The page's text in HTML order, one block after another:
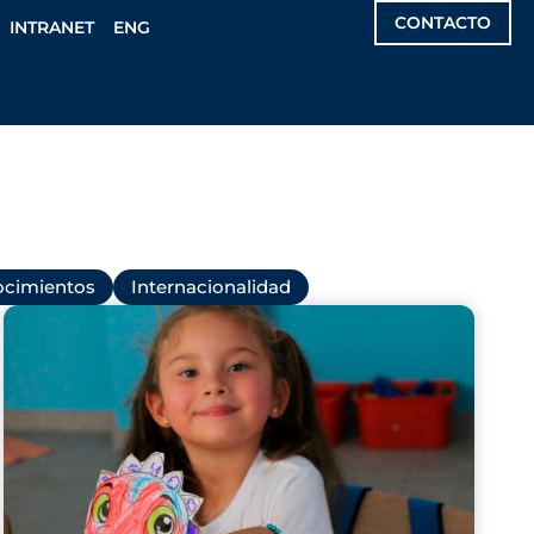
INTRANET ENG CONTACTO
Internacionalidad